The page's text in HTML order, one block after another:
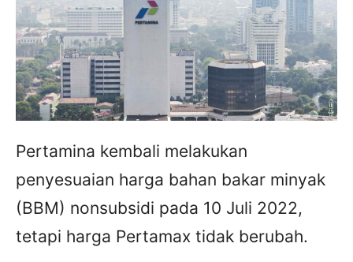
Pertamina kembali melakukan
penyesuaian harga bahan bakar minyak
(BBM) nonsubsidi pada 10 Juli 2022,
tetapi harga Pertamax tidak berubah.